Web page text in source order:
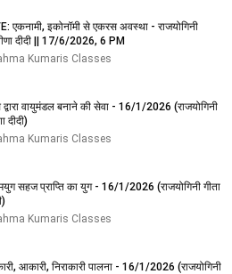
एकनामी, इकोनॉमी से एकरस अवस्था - राजयोगिनी
प्रवीणा दीदी || 17/6/2026, 6 PM
Kumaris Classes
वायुमंडल बनाने की सेवा - 16/1/2026 (राजयोगिनी
दीदी)
Kumaris Classes
प्राप्ति का युग - 16/1/2026 (राजयोगिनी गीता
Kumaris Classes
आकारी, निराकारी पालना - 16/1/2026 (राजयोगिनी